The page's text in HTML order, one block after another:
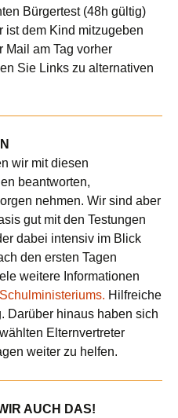
Bürgertest (48h gültig)
ist dem Kind mitzugeben
Mail am Tag vorher
Sie Links zu alternativen
wir mit diesen
beantworten,
nehmen. Wir sind aber
gut mit den Testungen
dabei intensiv im Blick
den ersten Tagen
weitere Informationen
Hilfreiche
Darüber hinaus haben sich
Elternvertreter
weiter zu helfen.
AUCH DAS!